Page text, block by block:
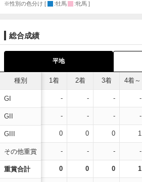
※性別の色分け [ :牡馬 :牝馬 ]
総合成績
平地
種別
GI
GII
GIII
その他重賞
重賞合計
1着 2着 3着 4着～
- - - -
- - - -
0 0 0 1
- - - -
0 0 0 1